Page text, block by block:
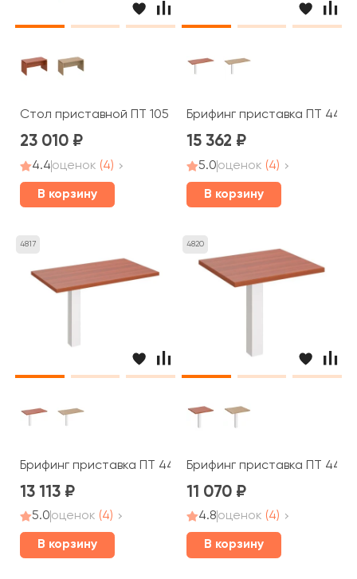
Стол приставной ПТ 105 Patriot
23 010
4.4оценок (4)
В корзину
Брифинг приставка ПТ 446
15 362
5.0оценок (4)
В корзину
4817
Брифинг приставка ПТ 447 Patriot
13 113
5.0оценок (4)
В корзину
4820
Брифинг приставка ПТ 445
11 070
4.8оценок (4)
В корзину